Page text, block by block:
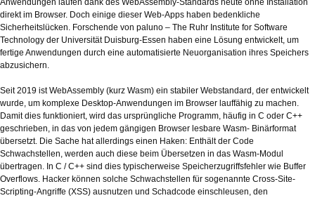
Anwendungen laufen dank des WebAssembly-Standards heute ohne Installation
direkt im Browser. Doch einige dieser Web-Apps haben bedenkliche
Sicherheitslücken. Forschende von paluno – The Ruhr Institute for Software
Technology der Universität Duisburg-Essen haben eine Lösung entwickelt, um
fertige Anwendungen durch eine automatisierte Neuorganisation ihres Speichers
abzusichern.
Seit 2019 ist WebAssembly (kurz Wasm) ein stabiler Webstandard, der entwickelt
wurde, um komplexe Desktop-Anwendungen im Browser lauffähig zu machen.
Damit dies funktioniert, wird das ursprüngliche Programm, häufig in C oder C++
geschrieben, in das von jedem gängigen Browser lesbare Wasm- Binärformat
übersetzt. Die Sache hat allerdings einen Haken: Enthält der Code
Schwachstellen, werden auch diese beim Übersetzen in das Wasm-Modul
übertragen. In C / C++ sind dies typischerweise Speicherzugriffsfehler wie Buffer
Overflows. Hacker können solche Schwachstellen für sogenannte Cross-Site-
Scripting-Angriffe (XSS) ausnutzen und Schadcode einschleusen, den